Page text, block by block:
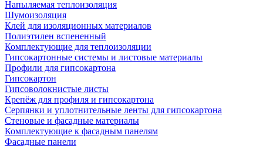
Напыляемая теплоизоляция
Шумоизоляция
Клей для изоляционных материалов
Полиэтилен вспененный
Комплектующие для теплоизоляции
Гипсокартонные системы и листовые материалы
Профили для гипсокартона
Гипсокартон
Гипсоволокнистые листы
Крепёж для профиля и гипсокартона
Серпянки и уплотнительные ленты для гипсокартона
Стеновые и фасадные материалы
Комплектующие к фасадным панелям
Фасадные панели